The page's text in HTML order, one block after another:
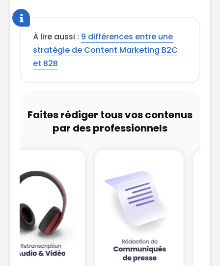
À lire aussi : 9 différences entre une
stratégie de Content Marketing B2C
et B2B
Faites rédiger tous vos contenus
par des professionnels